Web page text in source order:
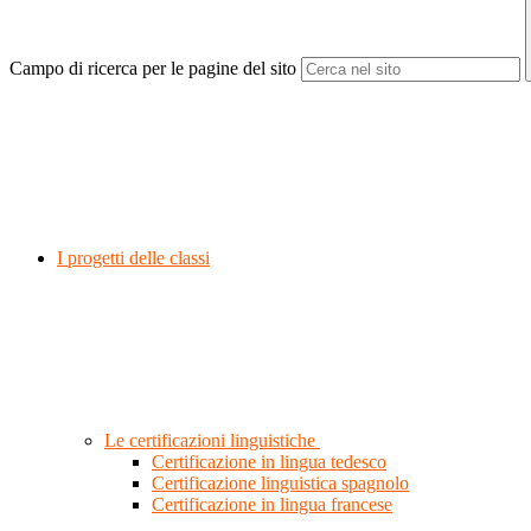
Campo di ricerca per le pagine del sito
I progetti delle classi
Le certificazioni linguistiche
Certificazione in lingua tedesco
Certificazione linguistica spagnolo
Certificazione in lingua francese